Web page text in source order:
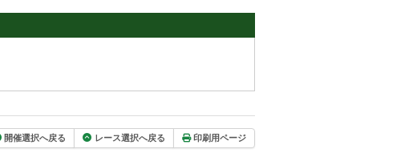
開催選択へ戻る レース選択へ戻る 印刷用ページ